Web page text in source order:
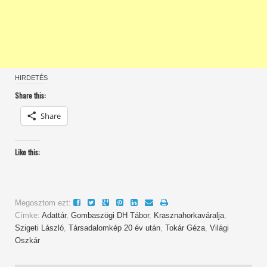
HIRDETÉS
Share this:
Share
Like this:
Megosztom ezt:
Címke: Adattár, Gombaszögi DH Tábor, Krasznahorkaváralja,
Szigeti László, Társadalomkép 20 év után, Tokár Géza, Világi
Oszkár